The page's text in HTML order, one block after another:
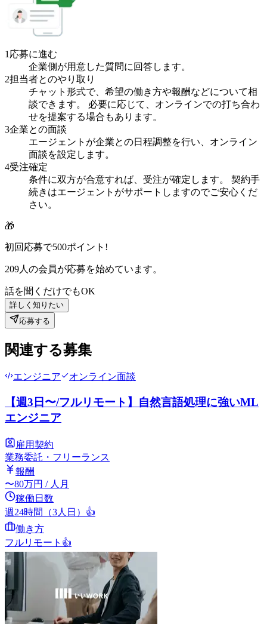
1 応募に進む
企業側が用意した質問に回答します。
2担当者とのやり取り
チャット形式で、希望の働き方や報酬などについて相
談できます。 必要に応じて、オンラインでの打ち合わ
せを提案する場合もあります。
3企業との面談
エージェントが企業との日程調整を行い、オンライン
面談を設定します。
4受注確定
条件に双方が合意すれば、受注が確定します。 契約手
続きはエージェントがサポートしますのでご安心くだ
さい。
🎁
初回応募で500ポイント!
209人の会員が応募を始めています。
話を聞くだけでもOK
詳しく知りたい
応募する
関連する募集
エンジニア オンライン面談
【週3日〜/フルリモート】自然言語処理に強いML
エンジニア
雇用契約
業務委託・フリーランス
報酬
〜80万円 / 人月
稼働日数
週24時間（3人日） 👍
働き方
フルリモート 👍